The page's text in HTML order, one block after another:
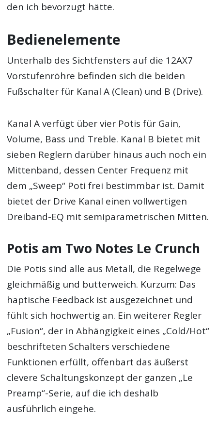
den ich bevorzugt hätte.
Bedienelemente
Unterhalb des Sichtfensters auf die 12AX7
Vorstufenröhre befinden sich die beiden
Fußschalter für Kanal A (Clean) und B (Drive).
Kanal A verfügt über vier Potis für Gain,
Volume, Bass und Treble. Kanal B bietet mit
sieben Reglern darüber hinaus auch noch ein
Mittenband, dessen Center Frequenz mit
dem „Sweep“ Poti frei bestimmbar ist. Damit
bietet der Drive Kanal einen vollwertigen
Dreiband-EQ mit semiparametrischen Mitten.
Potis am Two Notes Le Crunch
Die Potis sind alle aus Metall, die Regelwege
gleichmäßig und butterweich. Kurzum: Das
haptische Feedback ist ausgezeichnet und
fühlt sich hochwertig an. Ein weiterer Regler
„Fusion“, der in Abhängigkeit eines „Cold/Hot“
beschrifteten Schalters verschiedene
Funktionen erfüllt, offenbart das äußerst
clevere Schaltungskonzept der ganzen „Le
Preamp“-Serie, auf die ich deshalb
ausführlich eingehe.